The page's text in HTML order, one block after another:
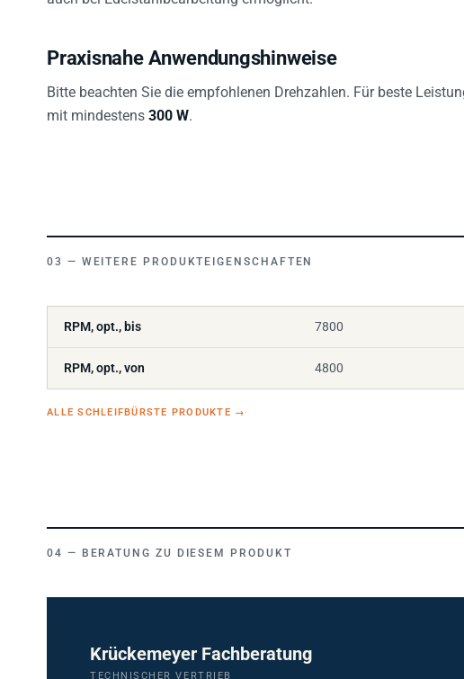
Praxisnahe Anwendungshinweise
Bitte beachten Sie die empfohlenen Drehzahlen. Für beste
mit mindestens 300 W
RPM, opt., bis
ALLE SCHLEIFBÜRSTE PRODUKTE
Krückemeyer Fachberatung
TECHNISCHER VERTRIEB